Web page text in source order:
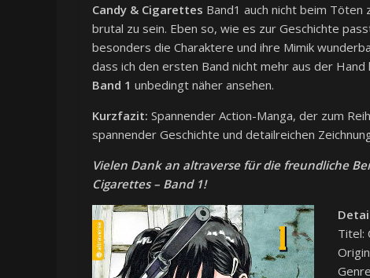
Candy & Cigarettes Band1 auch nicht beim
brutal zu sein. Eben so, wie es zur Geschichte
besonders die Charaktere und ihre Mimik
dass ich den ersten Band nicht mehr aus der
Band 1 unbedingt näher ansehen.
Kurzfazit: Spannender Action-Manga, der zum
spannender Geschichte und detailreichen
Vielen Dank an altraverse für die freundliche
Cigarettes – Band 1!
Titel: